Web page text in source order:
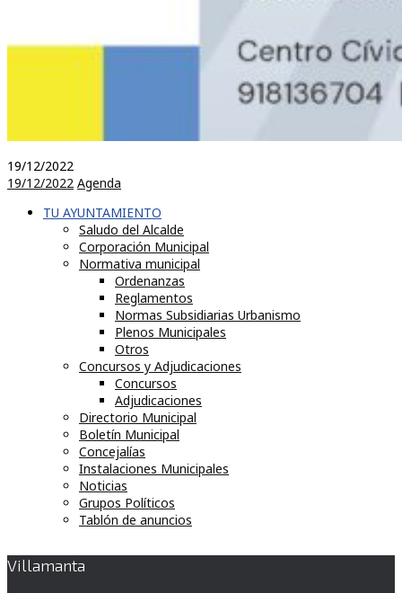
19/12/2022
19/12/2022 Agenda
TU AYUNTAMIENTO
Saludo del Alcalde
Corporación Municipal
Normativa municipal
Ordenanzas
Reglamentos
Normas Subsidiarias Urbanismo
Plenos Municipales
Otros
Concursos y Adjudicaciones
Concursos
Adjudicaciones
Directorio Municipal
Boletín Municipal
Concejalías
Instalaciones Municipales
Noticias
Grupos Políticos
Tablón de anuncios
Villamanta